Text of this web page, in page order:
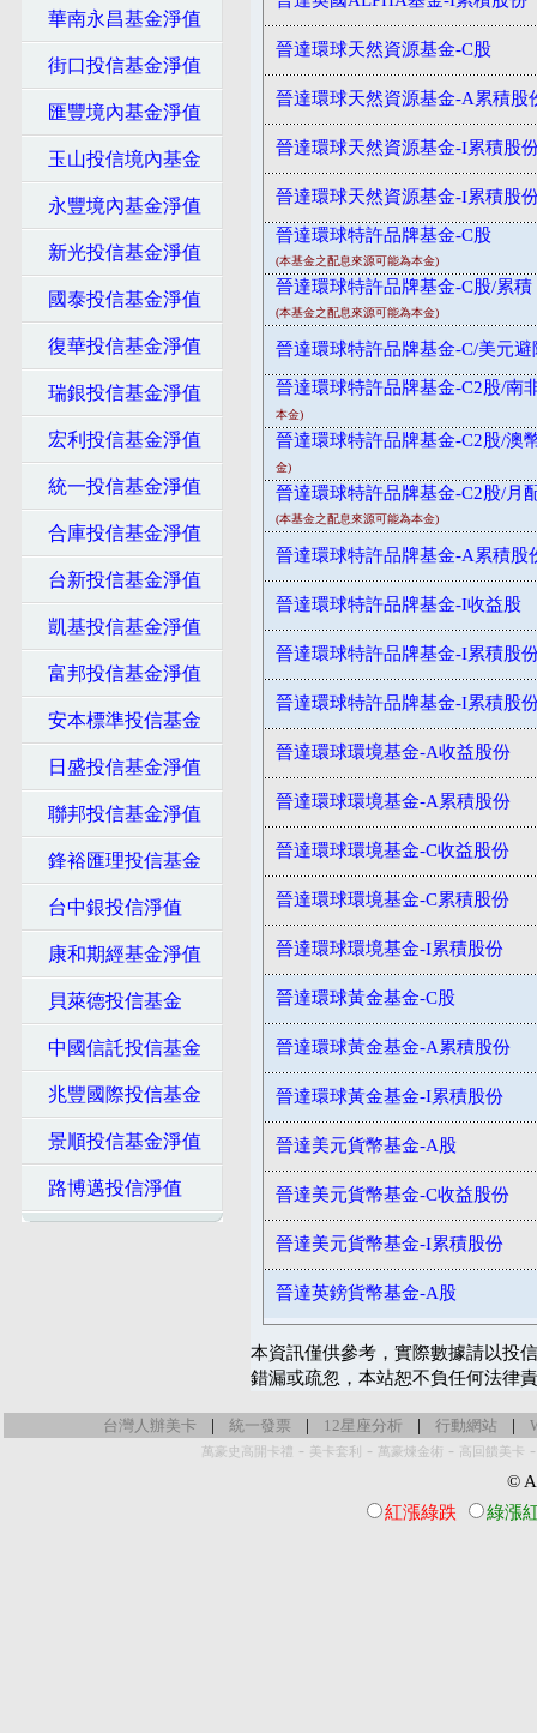
華南永昌基金淨值
街口投信基金淨值
匯豐境內基金淨值
玉山投信境內基金
永豐境內基金淨值
新光投信基金淨值
國泰投信基金淨值
復華投信基金淨值
瑞銀投信基金淨值
宏利投信基金淨值
統一投信基金淨值
合庫投信基金淨值
台新投信基金淨值
凱基投信基金淨值
富邦投信基金淨值
安本標準投信基金
日盛投信基金淨值
聯邦投信基金淨值
鋒裕匯理投信基金
台中銀投信淨值
康和期經基金淨值
貝萊德投信基金
中國信託投信基金
兆豐國際投信基金
景順投信基金淨值
路博邁投信淨值
晉達環球天然資源基金-C股
晉達環球天然資源基金-A累積股
晉達環球天然資源基金-I累積股
晉達環球天然資源基金-I累積股
晉達環球特許品牌基金-C股
(本基金之配息來源可能為本金)
晉達環球特許品牌基金-C股/累積
(本基金之配息來源可能為本金)
晉達環球特許品牌基金-C/美元避
晉達環球特許品牌基金-C2股/南
本金)
晉達環球特許品牌基金-C2股/澳
金)
晉達環球特許品牌基金-C2股/月
(本基金之配息來源可能為本金)
晉達環球特許品牌基金-A累積股
晉達環球特許品牌基金-I收益股
晉達環球特許品牌基金-I累積股
晉達環球特許品牌基金-I累積股
晉達環球環境基金-A收益股份
晉達環球環境基金-A累積股份
晉達環球環境基金-C收益股份
晉達環球環境基金-C累積股份
晉達環球環境基金-I累積股份
晉達環球黃金基金-C股
晉達環球黃金基金-A累積股份
晉達環球黃金基金-I累積股份
晉達美元貨幣基金-A股
晉達美元貨幣基金-C收益股份
晉達美元貨幣基金-I累積股份
晉達英鎊貨幣基金-A股
本資訊僅供參考，實際數據請以投
錯漏或疏忽，本站恕不負任何法律
台灣人辦美卡 | 統一發票 | 12星座分析 | 行動網站 |
萬豪史高開卡禮 - 美卡套利 - 萬豪煉金術 - 高回饋美卡
©
紅漲綠跌
綠漲